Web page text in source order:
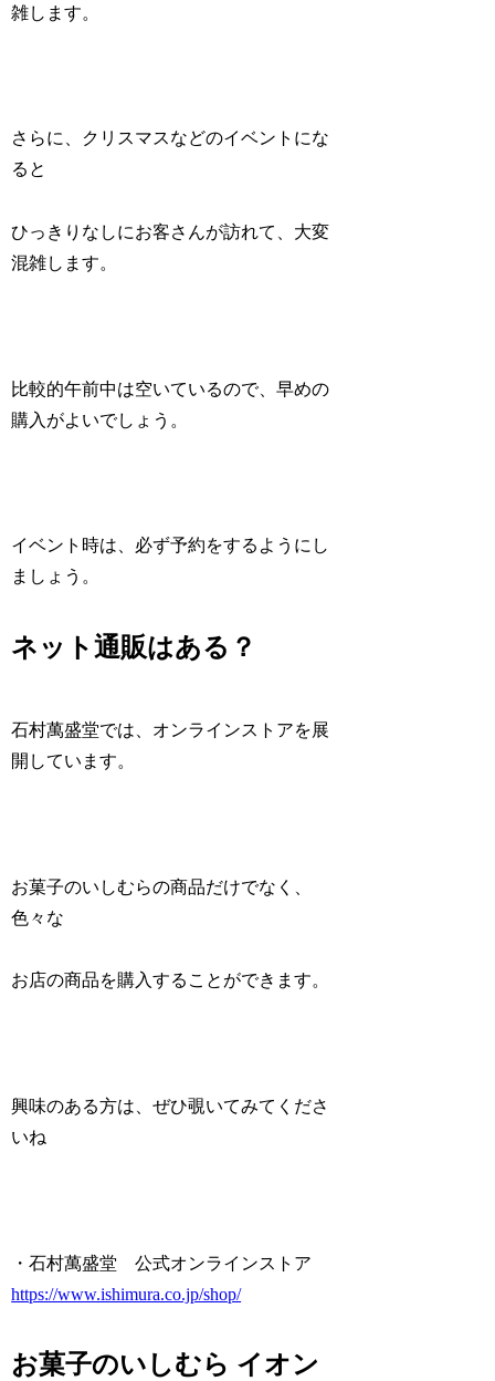
雑します。
さらに、クリスマスなどのイベントにな
ると
ひっきりなしにお客さんが訪れて、大変
混雑します。
比較的午前中は空いているので、早めの
購入がよいでしょう。
イベント時は、必ず予約をするようにし
ましょう。
ネット通販はある？
石村萬盛堂では、オンラインストアを展
開しています。
お菓子のいしむらの商品だけでなく、
色々な
お店の商品を購入することができます。
興味のある方は、ぜひ覗いてみてくださ
いね
・石村萬盛堂 公式オンラインストア
https://www.ishimura.co.jp/shop/
お菓子のいしむら イオン